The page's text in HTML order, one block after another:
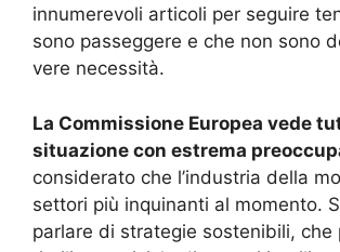
innumerevoli articoli per seguire
sono passeggere e che non sono
vere necessità.
La Commissione Europea vede
situazione con estrema
considerato che l’industria della
settori più inquinanti al momento.
parlare di strategie sostenibili, che